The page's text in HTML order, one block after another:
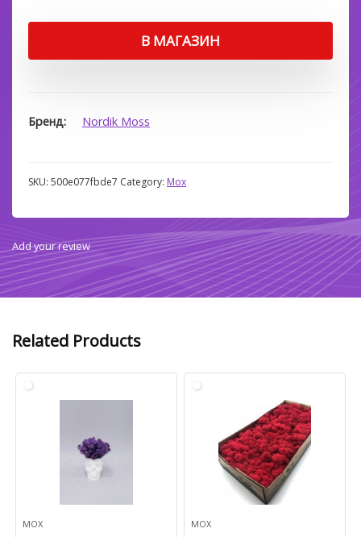
В МАГАЗИН
Бренд Nordik Moss
SKU: 500e077fbde7 Category: Мох
Add your review
Related Products
МОХ МОХ